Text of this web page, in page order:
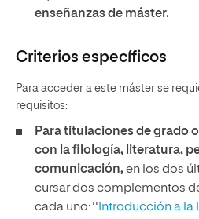
enseñanzas de máster.
Criterios específicos
Para acceder a este máster se
requisitos:
Para titulaciones de grado
con la filología, literatura,
comunicación,en los dos
cursar dos complementos
cada uno: '' Introducción a la